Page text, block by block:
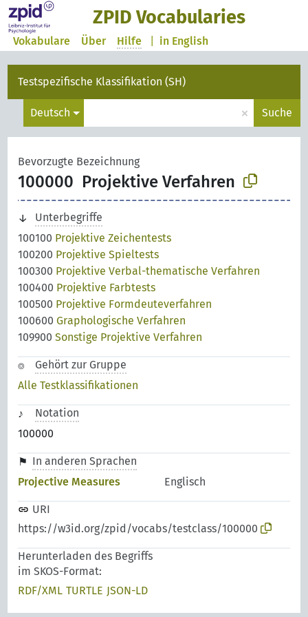
ZPID Vocabularies
in English
Vokabulare Über Hilfe
Testspezifische Klassifikation (SH)
Deutsch × Suche
Bevorzugte Bezeichnung
100000 Projektive Verfahren
Unterbegriffe
100100 Projektive Zeichentests
100200 Projektive Spieltests
100300 Projektive Verbal-thematische Verfahren
100400 Projektive Farbtests
100500 Projektive Formdeuteverfahren
100600Graphologische Verfahren
109900Sonstige Projektive Verfahren
Gehört zur Gruppe
Alle Testklassifikationen
Notation
100000
In anderen Sprachen
Projective Measures
Englisch
URI
https://w3id.org/zpid/vocabs/testclass/100000
Herunterladen des Begriffs
im SKOS-Format:
RDF/XML TURTLE JSON-LD